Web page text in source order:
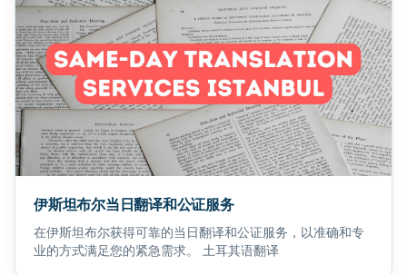
伊斯坦布尔当日翻译和公证服务
在伊斯坦布尔获得可靠的当日翻译和公证服务，以准确和专
业的方式满足您的紧急需求。 土耳其语翻译